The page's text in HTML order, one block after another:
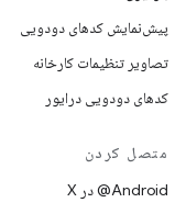
پیش‌نمایش کدهای دودویی
تصاویر تنظیمات کارخانه
کدهای دودویی درایور
متصل کردن
‫‎@Android در X